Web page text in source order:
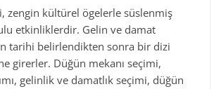
zengin kültürel ögelerle süslenmiş
etkinliklerdir. Gelin ve damat
tarihi belirlendikten sonra bir dizi
girerler. Düğün mekanı seçimi,
gelinlik ve damatlık seçimi, düğün